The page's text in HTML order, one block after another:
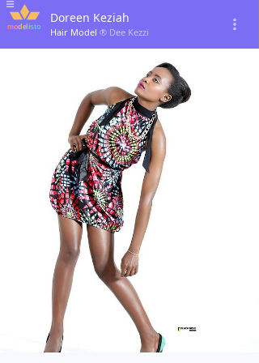
Doreen Keziah
Hair Model ® Dee Kezzi